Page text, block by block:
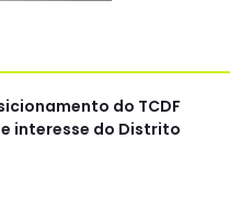
do TCDF
interesse do Distrito